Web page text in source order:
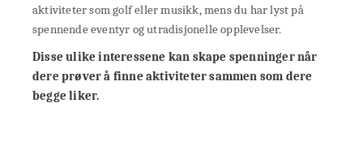
aktiviteter som golf eller musikk, mens du har lyst på
spennende eventyr og utradisjonelle opplevelser.
Disse ulike interessene kan skape spenninger når
dere prøver å finne aktiviteter sammen som dere
begge liker.